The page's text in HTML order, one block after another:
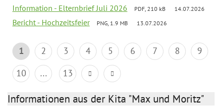
Information - Elternbrief Juli 2026 PDF, 210 kB 14.07.2026
Bericht - Hochzeitsfeier PNG, 1.9 MB 13.07.2026
1 2 3 4 5 6 7 8
9
10
... 13
Informationen aus der Kita "Max und Moritz"